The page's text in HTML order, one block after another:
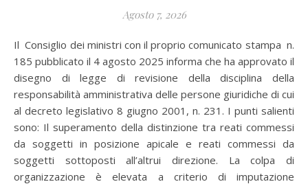
Agosto 7, 2026
Il Consiglio dei ministri con il proprio comunicato stampa n.
185 pubblicato il 4 agosto 2025 informa che ha approvato il
disegno di legge di revisione della disciplina della
responsabilità amministrativa delle persone giuridiche di cui
al decreto legislativo 8 giugno 2001, n. 231. I punti salienti
sono: Il superamento della distinzione tra reati commessi
da soggetti in posizione apicale e reati commessi da
soggetti sottoposti all’altrui direzione. La colpa di
organizzazione è elevata a criterio di imputazione